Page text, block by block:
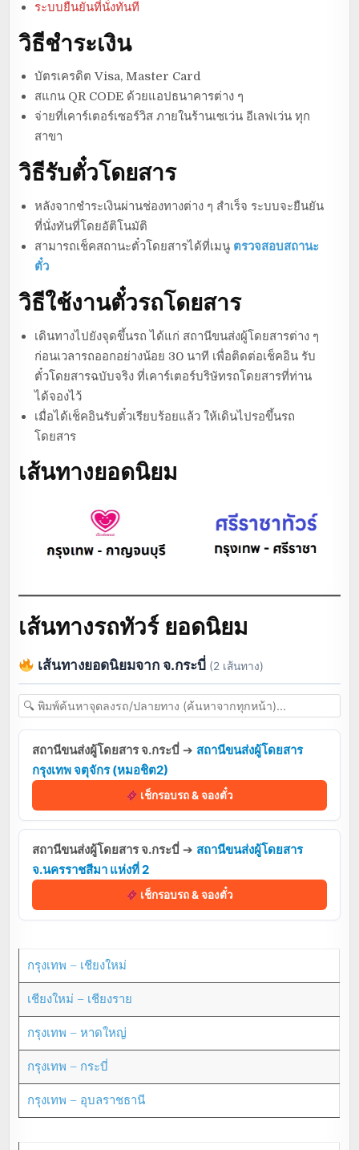
ระบบยืนยันที่นั่งทันที
วิธีชำระเงิน
บัตรเครดิต Visa, Master Card
สแกน QR CODE ด้วยแอปธนาคารต่าง ๆ
จ่ายที่เคาร์เตอร์เซอร์วิส ภายในร้านเซเว่น อีเลฟเว่น ทุก
สาขา
วิธีรับตั๋วโดยสาร
หลังจากชำระเงินผ่านช่องทางต่าง ๆ สำเร็จ ระบบจะยืนยัน
ที่นั่งทันที่โดยอัติโนมัติ
สามารถเช็คสถานะตั๋วโดยสารได้ที่เมนู ตรวจสอบสถานะ
ตั๋ว
วิธีใช้งานตั๋วรถโดยสาร
เดินทางไปยังจุดขึ้นรถ ได้แก่ สถานีขนส่งผู้โดยสารต่าง ๆ
ก่อนเวลารถออกอย่างน้อย 30 นาที เพื่อติดต่อเช็คอิน รับ
ตั๋วโดยสารฉบับจริง ที่เคาร์เตอร์บริษัทรถโดยสารที่ท่าน
ได้จองไว้
เมื่อได้เช็คอินรับตั๋วเรียบร้อยแล้ว ให้เดินไปรอขึ้นรถ
โดยสาร
เส้นทางยอดนิยม
เส้นทางรถทัวร์ ยอดนิยม
เส้นทางยอดนิยมจาก จ.กระบี่ (2 เส้นทาง)
สถานีขนส่งผู้โดยสาร จ.กระบี่ ➔ สถานีขนส่งผู้โดยสาร
กรุงเทพ จตุจักร (หมอชิต2)
เช็กรอบรถ & จองตั๋ว
สถานีขนส่งผู้โดยสาร จ.กระบี่ ➔ สถานีขนส่งผู้โดยสาร
จ.นครราชสีมา แห่งที่ 2
เช็กรอบรถ & จองตั๋ว
กรุงเทพ – เชียงใหม่
เชียงใหม่ – เชียงราย
กรุงเทพ – หาดใหญ่
กรุงเทพ – กระบี่
กรุงเทพ – อุบลราชธานี